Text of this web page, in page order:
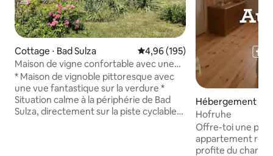
Cottage ⋅ Bad Sulza Évaluation moyenne sur la
4,96 (195)
Maison de vigne confortable avec une
vue fantastique
* Maison de vignoble pittoresque avec
une vue fantastique sur la verdure *
Situation calme à la périphérie de Bad
Sulza, directement sur la piste cyclable
Hébergement ⋅
asel
Hofruhe
Offre-toi une
appartement
profite du